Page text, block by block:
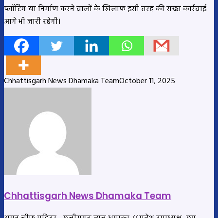
प्लॉटिंग या निर्माण करने वालों के खिलाफ इसी तरह की सख्त कार्रवाई
आगे भी जारी रहेगी।
Chhattisgarh News Dhamaka TeamOctober 11, 2025
Chhattisgarh News Dhamaka Team